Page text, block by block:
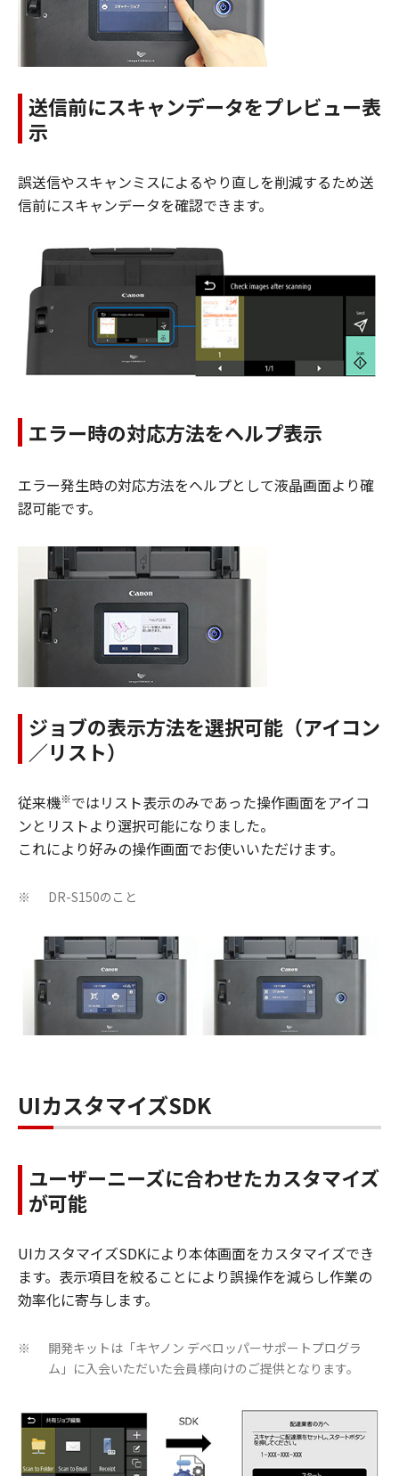
送信前にスキャンデータをプレビュー表
示
誤送信やスキャンミスによるやり直しを削減するため送
信前にスキャンデータを確認できます。
エラー時の対応方法をヘルプ表示
エラー発生時の対応方法をヘルプとして液晶画面より確
認可能です。
ジョブの表示方法を選択可能（アイコン
／リスト）
従来機※ではリスト表示のみであった操作画面をアイコ
ンとリストより選択可能になりました。
これにより好みの操作画面でお使いいただけます。
※ DR-S150のこと
UIカスタマイズSDK
ユーザーニーズに合わせたカスタマイズ
が可能
UIカスタマイズSDKにより本体画面をカスタマイズでき
ます。表示項目を絞ることにより誤操作を減らし作業の
効率化に寄与します。
※
開発キットは「キヤノン デベロッパーサポートプログラ
ム」に入会いただいた会員様向けのご提供となります。